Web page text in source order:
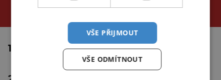
1.
Proč se tropické cyklóny netvoří u
VŠE PŘIJMOUT
VŠE ODMÍTNOUT